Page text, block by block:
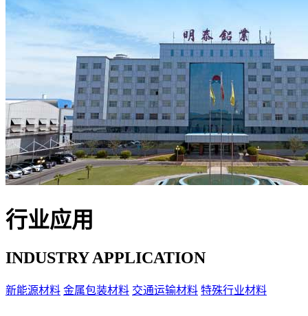
行业应用
INDUSTRY APPLICATION
新能源材料 金属包装材料 交通运输材料 特殊行业材料